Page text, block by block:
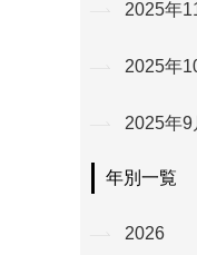
2025年
2025年
2025年9
年別一覧
2026